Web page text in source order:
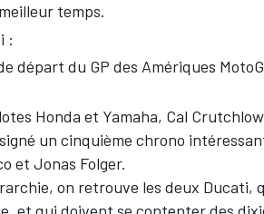
temps.
:
départ du GP des Amériques
Honda et Yamaha, Cal Crutchlow
un cinquième chrono
et Jonas Folger.
on retrouve les deux